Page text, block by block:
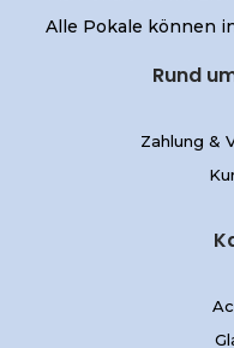
Alle Pokale können
Rund
Zahlung &